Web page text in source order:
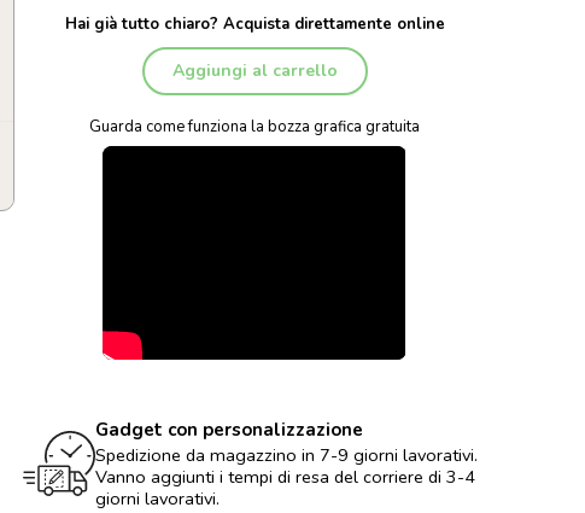
Hai già tutto chiaro? Acquista direttamente online
Aggiungi al carrello
Guarda come funziona la bozza grafica gratuita
Gadget con personalizzazione
Spedizione da magazzino in 7-9 giorni lavorativi.
Vanno aggiunti i tempi di resa del corriere di 3-4
giorni lavorativi.